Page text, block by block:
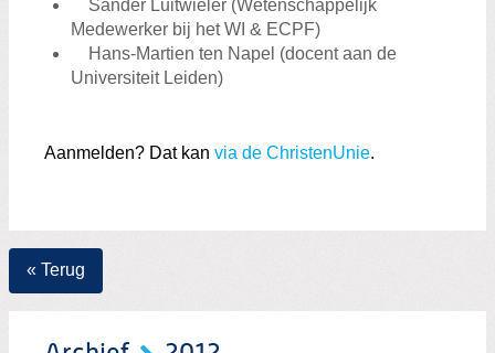
Sander Luitwieler (Wetenschappelijk
Medewerker bij het WI & ECPF)
Hans-Martien ten Napel (docent aan de
Universiteit Leiden)
Aanmelden? Dat kan via de ChristenUnie.
« Terug